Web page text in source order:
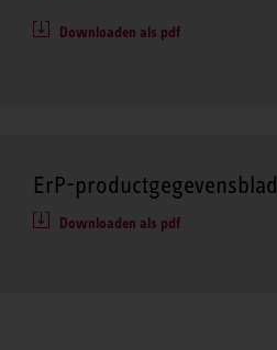
Downloaden als pdf
ErP-productgegevensblad
Downloaden als pdf